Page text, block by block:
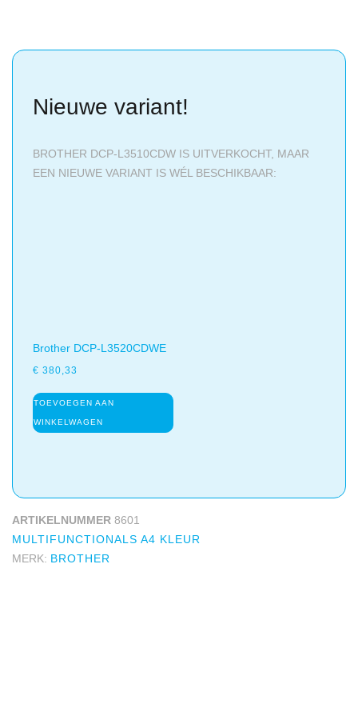
Nieuwe variant!
BROTHER DCP-L3510CDW IS UITVERKOCHT, MAAR
EEN NIEUWE VARIANT IS WÉL BESCHIKBAAR:
Brother DCP-L3520CDWE
€ 380,33
TOEVOEGEN AAN
WINKELWAGEN
ARTIKELNUMMER 8601
MULTIFUNCTIONALS A4 KLEUR
MERK: BROTHER